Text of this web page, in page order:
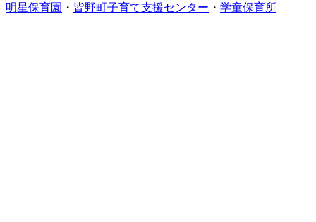
明星保育園 ・ 皆野町子育て支援センター ・ 学童保育所